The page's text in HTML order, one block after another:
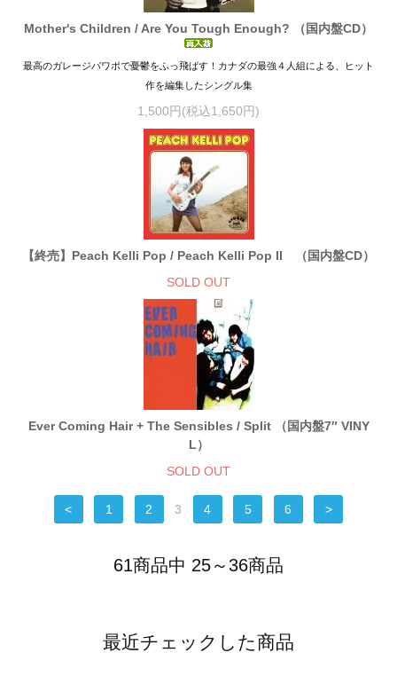
Mother's Children / Are You Tough Enough? （国内盤CD）
最高のガレージパワポで憂鬱をふっ飛ばす！カナダの最強４人組による、ヒット
作を編集したシングル集
1,500円(税込1,650円)
【終売】Peach Kelli Pop / Peach Kelli Pop II （国内盤CD）
SOLD OUT
Ever Coming Hair + The Sensibles / Split （国内盤7″ VINY
L）
SOLD OUT
< 1 2 3 4 5 6 >
61商品中 25～36商品
最近チェックした商品